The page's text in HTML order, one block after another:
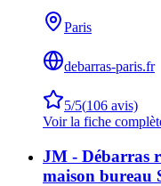
Paris
debarras-paris.fr
5/5(106 avis)
Voir la fiche
JM - Débarras
maison bureau